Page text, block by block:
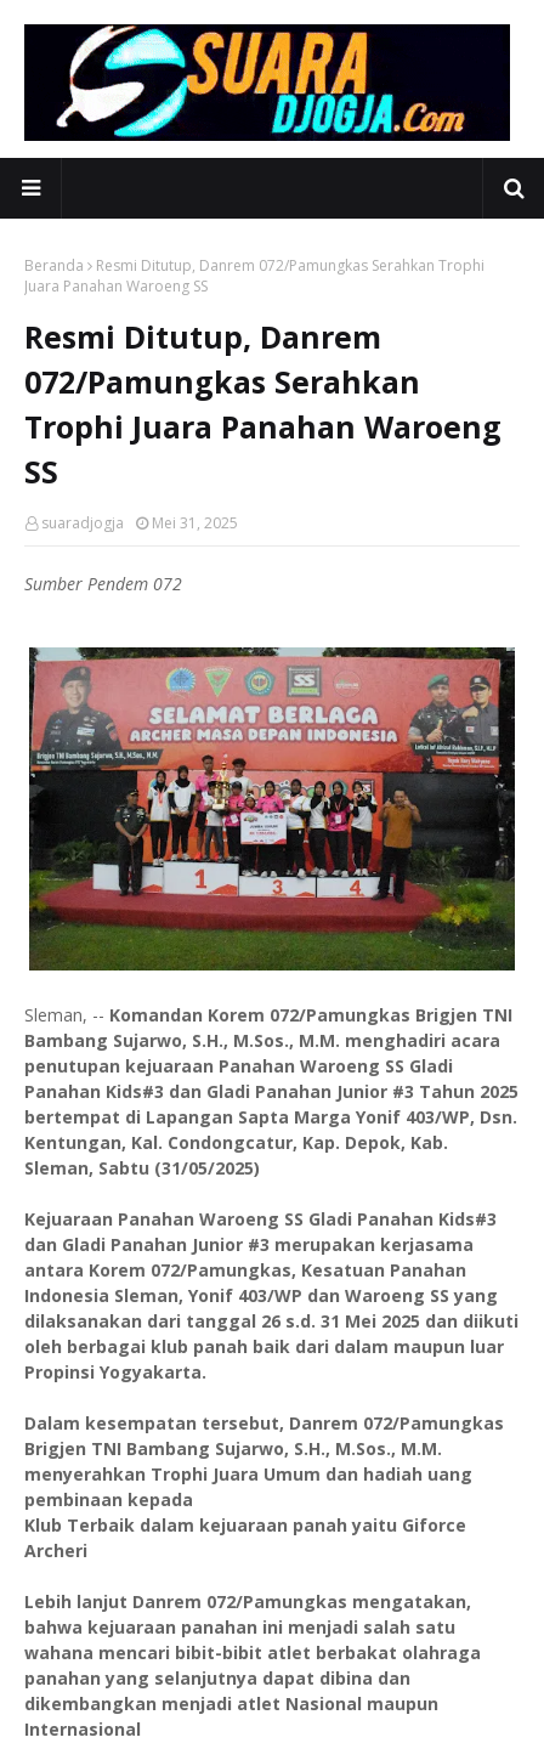
Beranda
Resmi Ditutup, Danrem 072/Pamungkas Serahkan Trophi
Juara Panahan Waroeng SS
Resmi Ditutup, Danrem
072/Pamungkas Serahkan
Trophi Juara Panahan Waroeng
SS
suaradjogja Mei 31, 2025
Sumber Pendem 072
Sleman, -- Komandan Korem 072/Pamungkas Brigjen TNI
Bambang Sujarwo, S.H., M.Sos., M.M. menghadiri acara
penutupan kejuaraan Panahan Waroeng SS Gladi
Panahan Kids#3 dan Gladi Panahan Junior #3 Tahun 2025
bertempat di Lapangan Sapta Marga Yonif 403/WP, Dsn.
Kentungan, Kal. Condongcatur, Kap. Depok, Kab.
Sleman, Sabtu (31/05/2025)
Kejuaraan Panahan Waroeng SS Gladi Panahan Kids#3
dan Gladi Panahan Junior #3 merupakan kerjasama
antara Korem 072/Pamungkas, Kesatuan Panahan
Indonesia Sleman, Yonif 403/WP dan Waroeng SS yang
dilaksanakan dari tanggal 26 s.d. 31 Mei 2025 dan diikuti
oleh berbagai klub panah baik dari dalam maupun luar
Propinsi Yogyakarta.
Dalam kesempatan tersebut, Danrem 072/Pamungkas
Brigjen TNI Bambang Sujarwo, S.H., M.Sos., M.M.
menyerahkan Trophi Juara Umum dan hadiah uang
pembinaan kepada
Klub Terbaik dalam kejuaraan panah yaitu Giforce
Archeri
Lebih lanjut Danrem 072/Pamungkas mengatakan,
bahwa kejuaraan panahan ini menjadi salah satu
wahana mencari bibit-bibit atlet berbakat olahraga
panahan yang selanjutnya dapat dibina dan
dikembangkan menjadi atlet Nasional maupun
Internasional